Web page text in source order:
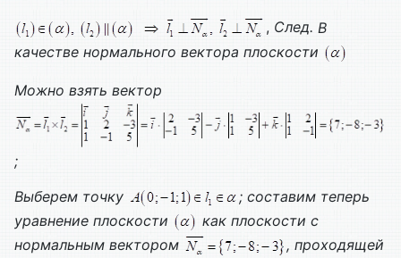
, След. В
качестве нормального вектора плоскости
Можно взять вектор
;
Выберем точку
; составим теперь
уравнение плоскости
как плоскости с
нормальным вектором
, проходящей